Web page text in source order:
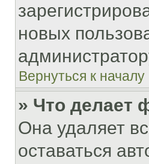
новых
Вернуться к началу
» Что делает
Она удаляет
оставаться